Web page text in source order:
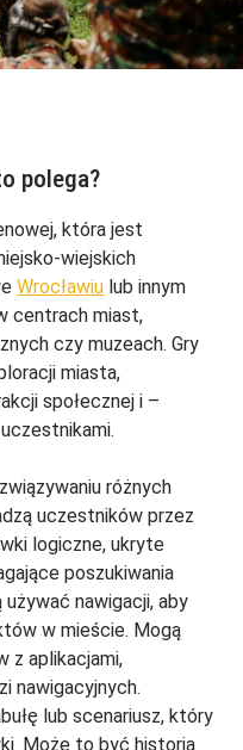
polega?
która jest
wiejskich
Wrocławiu lub innym
centrach miast,
czy muzeach. Gry
miasta,
społecznej i –
różnych
uczestników przez
logiczne, ukryte
poszukiwania
nawigacji, aby
w mieście. Mogą
z aplikacjami,
nawigacyjnych.
lub scenariusz, który
Może to być historia